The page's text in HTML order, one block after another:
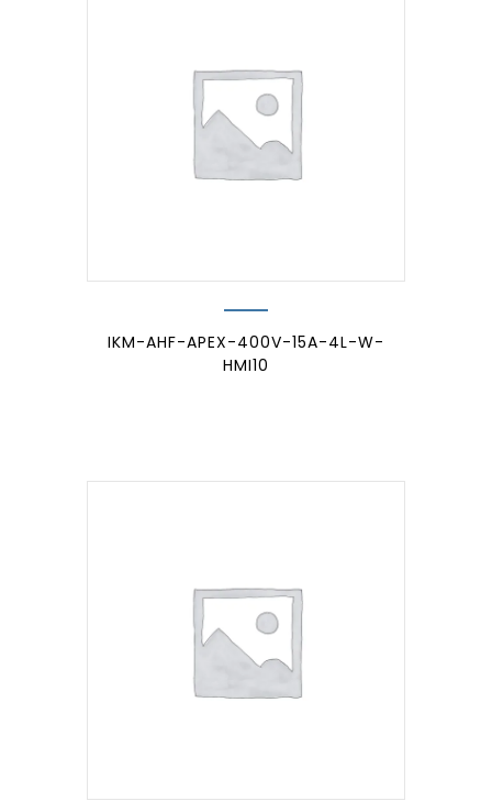
IKM-AHF-APEX-400V-15A-4L-W-
HMI10